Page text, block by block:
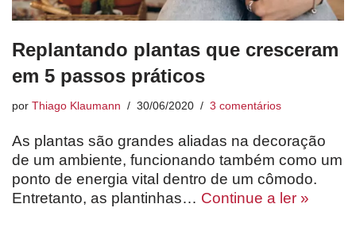
Replantando plantas que cresceram
em 5 passos práticos
por Thiago Klaumann 30/06/2020 3 comentários
As plantas são grandes aliadas na decoração
de um ambiente, funcionando também como um
ponto de energia vital dentro de um cômodo.
Entretanto, as plantinhas… Continue a ler »